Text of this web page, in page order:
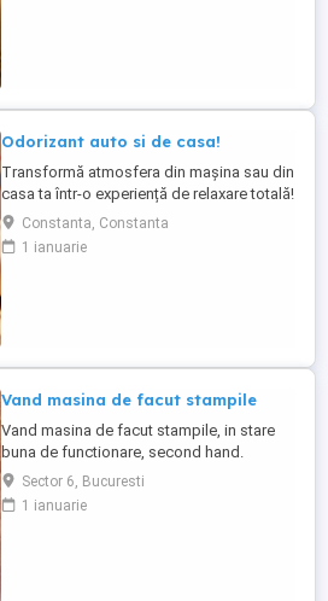
Odorizant auto si de casa!
Transformă atmosfera din mașina sau din
casa ta într-o experiență de relaxare totală!
Acest dispozitiv inovator combină
beneficiile aromaterapiei cu un efect
vizual spectaculos de plafon instelat
Constanta, Constanta
1 ianuarie
Vand masina de facut stampile
Vand masina de facut stampile, in stare
buna de functionare, second hand.
Sector 6, Bucuresti
1 ianuarie